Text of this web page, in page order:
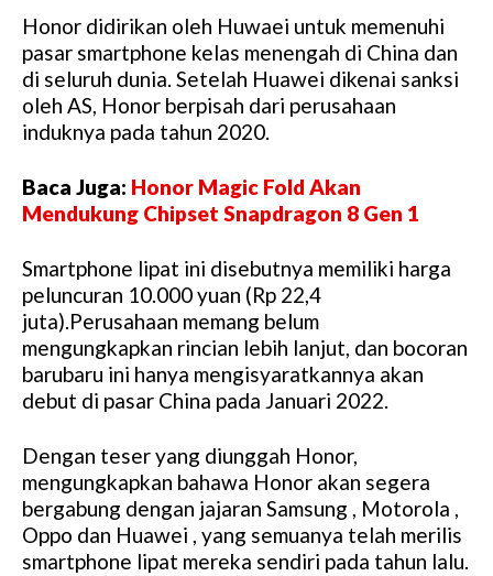
Honor didirikan oleh Huwaei untuk memenuhi
pasar smartphone kelas menengah di China dan
di seluruh dunia. Setelah Huawei dikenai sanksi
oleh AS, Honor berpisah dari perusahaan
induknya pada tahun 2020.
Baca Juga: Honor Magic Fold Akan
Mendukung Chipset Snapdragon 8 Gen 1
Smartphone lipat ini disebutnya memiliki harga
peluncuran 10.000 yuan (Rp 22,4
juta).Perusahaan memang belum
mengungkapkan rincian lebih lanjut, dan bocoran
barubaru ini hanya mengisyaratkannya akan
debut di pasar China pada Januari 2022.
Dengan teser yang diunggah Honor,
mengungkapkan bahawa Honor akan segera
bergabung dengan jajaran Samsung , Motorola ,
Oppo dan Huawei , yang semuanya telah merilis
smartphone lipat mereka sendiri pada tahun lalu.